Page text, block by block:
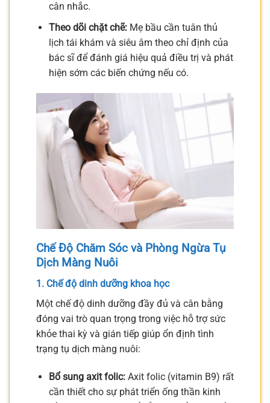
cân nhắc.
Theo dõi chặt chẽ:Mẹ bầu cần tuân thủ
lịch tái khám và siêu âm theo chỉ định của
bác sĩ để đánh giá hiệu quả điều trị và phát
hiện sớm các biến chứng nếu có.
Chế Độ Chăm Sóc và Phòng Ngừa Tụ
Dịch Màng Nuôi
1. Chế độ dinh dưỡng khoa học
Một chế độ dinh dưỡng đầy đủ và cân bằng
đóng vai trò quan trọng trong việc hỗ trợ sức
khỏe thai kỳ và gián tiếp giúp ổn định tình
trạng tụ dịch màng nuôi:
Bổ sung axit folic:Axit folic (vitamin B9) rất
cần thiết cho sự phát triển ống thần kinh